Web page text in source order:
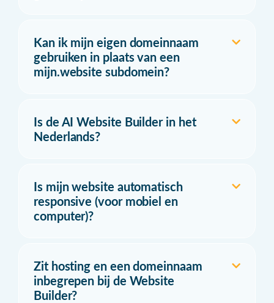
Kan ik mijn eigen domeinnaam
gebruiken in plaats van een
mijn.website subdomein?
Is de AI Website Builder in het
Nederlands?
Is mijn website automatisch
responsive (voor mobiel en
computer)?
Zit hosting en een domeinnaam
inbegrepen bij de Website
Builder?